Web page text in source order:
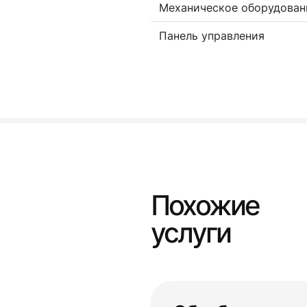
Механическое
Панель управления
Похожие
услуги